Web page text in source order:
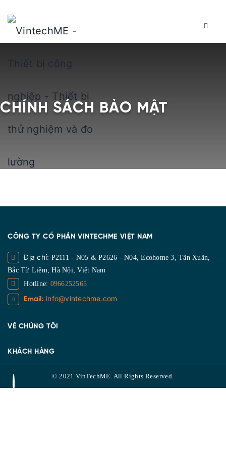
CHÍNH SÁCH BẢO MẬT
CÔNG TY CỔ PHẦN VINTECHME VIỆT NAM
Địa chỉ: P2111 - N05 & P2626 - N04, Ecohome 3, Tân Xuân,
Bắc Từ Liêm, Hà Nội, Việt Nam
Hotline: 0966252565
Email: info@vintechme.com
VỀ CHÚNG TÔI
KHÁCH HÀNG
© 2021 VinTechME. All Rights Reserved.